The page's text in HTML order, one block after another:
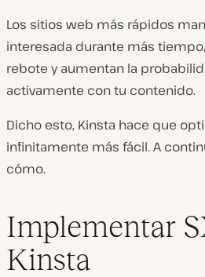
Los sitios web más rápidos
interesada durante más
rebote y aumentan la
activamente con tu contenido.
Dicho esto, Kinsta hace que
infinitamente más fácil. A
cómo.
Implementar
Kinsta